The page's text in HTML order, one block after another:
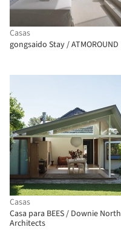
Casas
gongsaido Stay / ATMOROUND
Casas
Casa para BEES / Downie North
Architects